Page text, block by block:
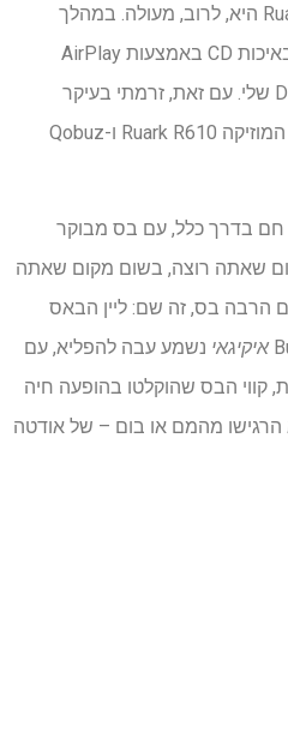
איכות הסאונד של Ruark Sabre-R היא, לרוב, מעולה. במהלך
הבדיקה, הזרמתי קצת מוזיקה באיכות CD באמצעות AirPlay
באמצעות Denon AVR-X4800H שלי. עם זאת, זרמתי בעיקר
ברזולוציה גבוהה דרך קונסולת המוזיקה Ruark R610 ו-Qobuz
ה-Sabre-R מציע פרופיל Hi-Fi חם בדרך כלל, עם בס מבוקר
שאתה רוצה, בשום מקום שאתה
הרבה בס, זה שם: ליין הבאס
איקיגאי נשמע עבה להפליא, עם
קווי הבס שהוקלטו בהופעה חיה
הרגישו מהמם או בום – של אודטה